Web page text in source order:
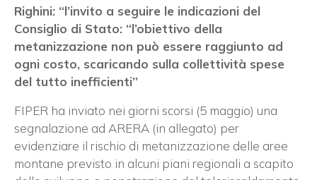
Righini: “l’invito a seguire le indicazioni del
Consiglio di Stato: “l’obiettivo della
metanizzazione non può essere raggiunto ad
ogni costo, scaricando sulla collettività spese
del tutto inefficienti”
FIPER ha inviato nei giorni scorsi (5 maggio) una
segnalazione ad ARERA (in allegato) per
evidenziare il rischio di metanizzazione delle aree
montane previsto in alcuni piani regionali a scapito